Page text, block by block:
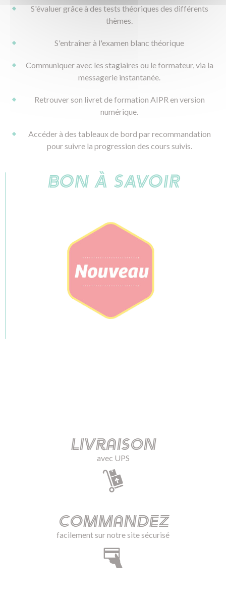
S'évaluer grâce à des tests théoriques des différents
thèmes.
S'entraîner à l'examen blanc théorique
Communiquer avec les stagiaires ou le formateur, via la
messagerie instantanée.
Retrouver son livret de formation AIPR en version
numérique.
Accéder à des tableaux de bord par recommandation
pour suivre la progression des cours suivis.
BON À SAVOIR
Livraison
avec UPS
Commandez
facilement sur notre site sécurisé